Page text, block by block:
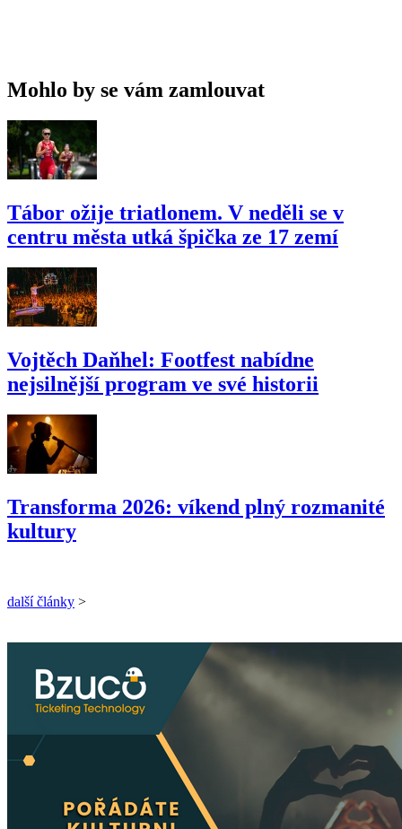
Mohlo by se vám zamlouvat
Tábor ožije triatlonem. V neděli se v
centru města utká špička ze 17 zemí
Vojtěch Daňhel: Footfest nabídne
nejsilnější program ve své historii
Transforma 2026: víkend plný rozmanité
kultury
další články >